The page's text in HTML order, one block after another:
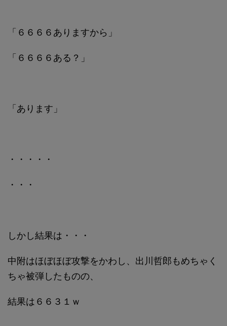
「６６６６ありますから」
「６６６６ある？」
「あります」
・・・・・
・・・
しかし結果は・・・
中附はほぼほぼ攻撃をかわし、出川哲郎もめちゃく
ちゃ被弾したものの、
結果は６６３１ｗ